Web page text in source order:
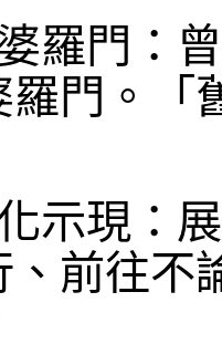
羅門：
羅門。「
示現：
、前往不